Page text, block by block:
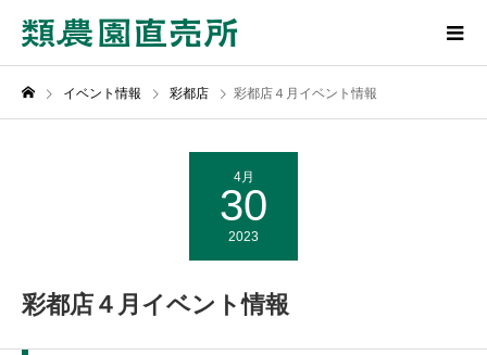
イベント情報 彩都店 彩都店４月イベント情報
4月
30
2023
彩都店４月イベント情報